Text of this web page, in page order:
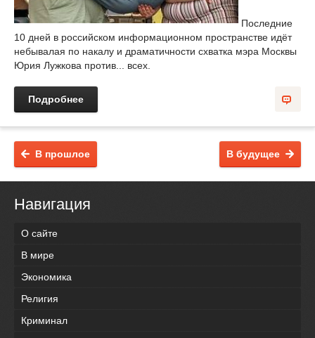
Последние
10 дней в российском информационном пространстве идёт
небывалая по накалу и драматичности схватка мэра Москвы
Юрия Лужкова против... всех.
Подробнее
В будущее
В прошлое
Навигация
О сайте
В мире
Экономика
Религия
Криминал